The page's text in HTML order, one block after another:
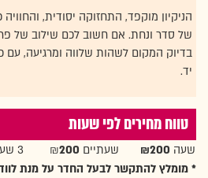
הניקיון מוקפד, התחזוקה יסודית,
של סדר ונחת. אם חשוב לכם שילוב של
בדיוק המקום לשהות שלווה ומרגיעה,
יד.
טווח מחירים לפי שעות
שעה ₪200 שעתיים ₪ 200 3 שעות ₪
* מומלץ להתקשר לבעל החדר על מנת